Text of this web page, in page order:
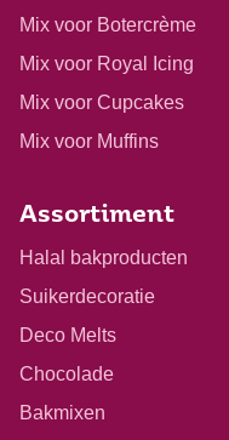
Mix voor Botercrème
Mix voor Royal Icing
Mix voor Cupcakes
Mix voor Muffins
Assortiment
Halal bakproducten
Suikerdecoratie
Deco Melts
Chocolade
Bakmixen